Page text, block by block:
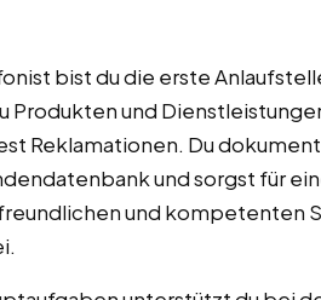
bist du die erste
Produkten und
Reklamationen. Du
und sorgst für
und kompetenten